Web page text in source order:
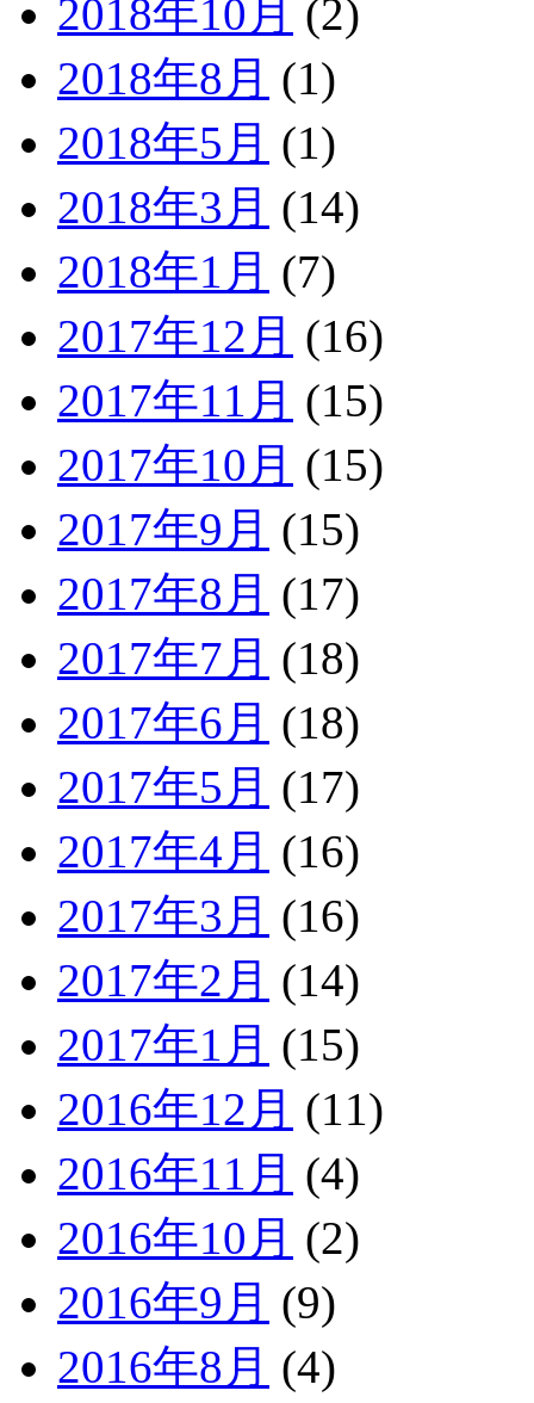
2018年10月 (2)
2018年8月 (1)
2018年5月 (1)
2018年3月 (14)
2018年1月 (7)
2017年12月 (16)
2017年11月 (15)
2017年10月 (15)
2017年9月 (15)
2017年8月 (17)
2017年7月 (18)
2017年6月 (18)
2017年5月 (17)
2017年4月 (16)
2017年3月 (16)
2017年2月 (14)
2017年1月 (15)
2016年12月 (11)
2016年11月 (4)
2016年10月 (2)
2016年9月 (9)
2016年8月 (4)